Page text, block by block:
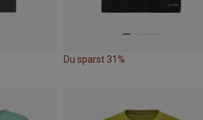
Du sparst 31%